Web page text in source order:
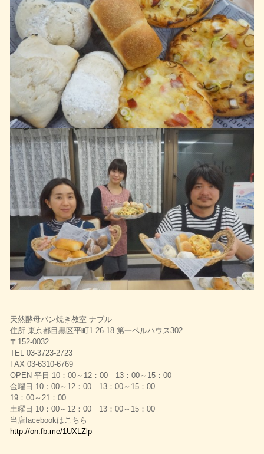
天然酵母パン焼き教室 ナブル
住所 東京都目黒区平町1-26-18 第一ベルハウス302
〒152-0032
TEL 03-3723-2723
FAX 03-6310-6769
OPEN 平日 10：00～12：00 13：00～15：00
金曜日 10：00～12：00 13：00～15：00
19：00～21：00
土曜日 10：00～12：00 13：00～15：00
当店facebookはこちら
http://on.fb.me/1UXLZlp